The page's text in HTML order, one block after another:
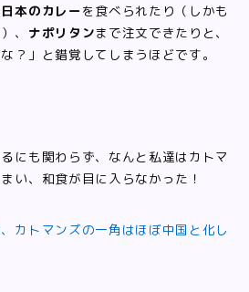
日本のカレーを食べられたり（しかも
、 ナポリタンまで注文できたりと、
？」と錯覚してしまうほどです。
にも関わらず、なんと私達はカトマ
い、和食が目に入らなかった！
カトマンズの一角はほぼ中国と化し